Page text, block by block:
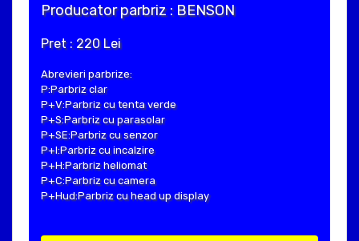
Producator parbriz : BENSON
Pret : 220 Lei
Abrevieri parbrize:
P:Parbriz clar
P+V:Parbriz cu tenta verde
P+S:Parbriz cu parasolar
P+SE:Parbriz cu senzor
P+I:Parbriz cu incalzire
P+H:Parbriz heliomat
P+C:Parbriz cu camera
P+Hud:Parbriz cu head up display